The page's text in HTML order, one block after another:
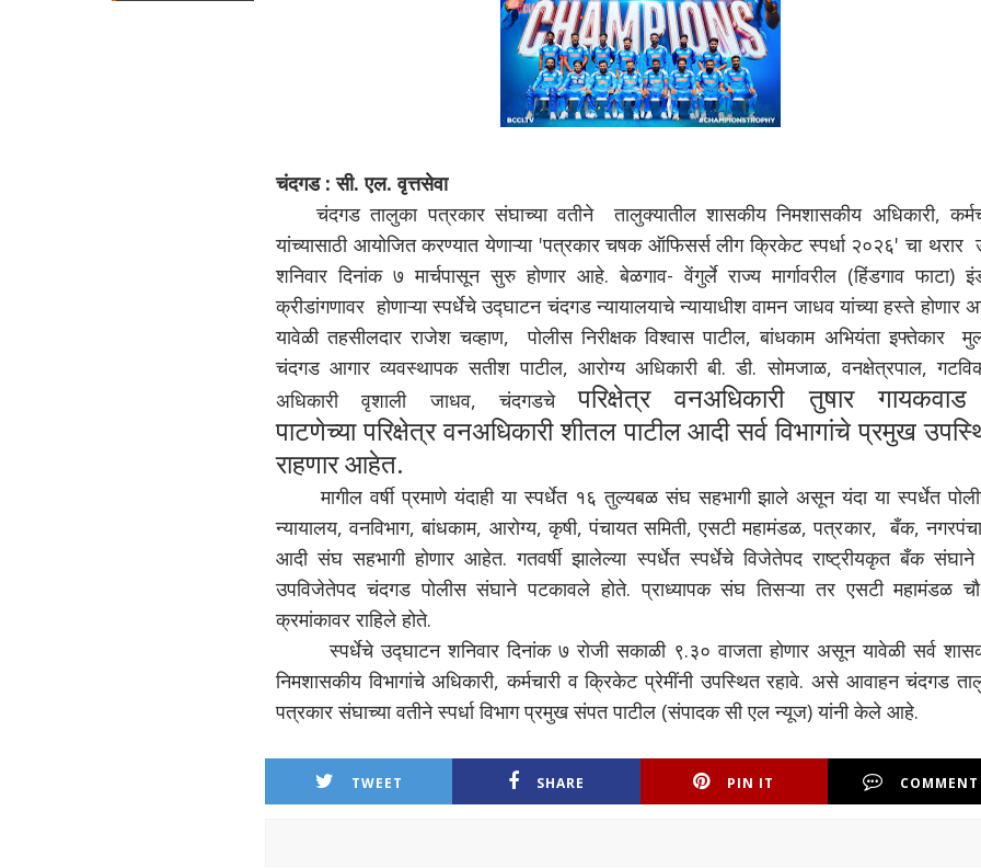
चंदगड : सी. एल. वृत्तसेवा
चंदगड तालुका पत्रकार संघाच्या वतीने तालुक्यातील शासकीय निमशासकीय अधिकारी,
यांच्यासाठी आयोजित करण्यात येणाऱ्या 'पत्रकार चषक ऑफिसर्स लीग क्रिकेट स्पर्धा २०२६' चा थरार
शनिवार दिनांक ७ मार्चपासून सुरु होणार आहे. बेळगाव- वेंगुर्ले राज्य मार्गावरील (हिंडगाव फाटा)
क्रीडांगणावर होणाऱ्या स्पर्धेचे उद्घाटन चंदगड न्यायालयाचे न्यायाधीश वामन जाधव यांच्या हस्ते होणार
यावेळी तहसीलदार राजेश चव्हाण, पोलीस निरीक्षक विश्वास पाटील, बांधकाम अभियंता इफ्तेकार
चंदगड आगार व्यवस्थापक सतीश पाटील, आरोग्य अधिकारी बी. डी. सोमजाळ, वनक्षेत्रपाल,
अधिकारी वृशाली जाधव, चंदगडचेपरिक्षेत्र वनअधिकारीतुषार
पाटणेच्यापरिक्षेत्र वनअधिकारी शीतल पाटीलआदी सर्व विभागांचे प्रमुख
राहणार आहेत.
मागील वर्षी प्रमाणे यंदाही या स्पर्धेत १६ तुल्यबळ संघ सहभागी झाले असून यंदा या स्पर्धेत
न्यायालय, वनविभाग, बांधकाम, आरोग्य, कृषी, पंचायत समिती, एसटी महामंडळ, पत्रकार, बँक,
आदी संघ सहभागी होणार आहेत. गतवर्षी झालेल्या स्पर्धेत स्पर्धेचे विजेतेपद राष्ट्रीयकृत बँक
उपविजेतेपद चंदगड पोलीस संघाने पटकावले होते. प्राध्यापक संघ तिसऱ्या तर एसटी महामंडळ
क्रमांकावर राहिले होते.
स्पर्धेचे उद्घाटन शनिवार दिनांक ७ रोजी सकाळी ९.३० वाजता होणार असून यावेळी सर्व
निमशासकीय विभागांचे अधिकारी, कर्मचारी व क्रिकेट प्रेमींनी उपस्थित रहावे. असे आवाहन चंदगड
पत्रकार संघाच्या वतीने स्पर्धा विभाग प्रमुख संपत पाटील (संपादक सी एल न्यूज) यांनी केले आहे.
TWEET SHARE PIN IT COMMENT